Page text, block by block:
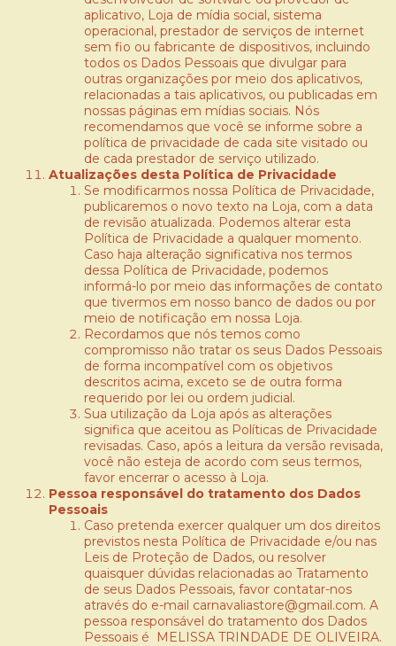
aplicativo, Loja de mídia social, sistema
operacional, prestador de serviços de internet
sem fio ou fabricante de dispositivos, incluindo
todos os Dados Pessoais que divulgar para
outras organizações por meio dos aplicativos,
relacionadas a tais aplicativos, ou publicadas em
nossas páginas em mídias sociais. Nós
recomendamos que você se informe sobre a
política de privacidade de cada site visitado ou
de cada prestador de serviço utilizado.
Atualizações desta Política de Privacidade
Se modificarmos nossa Política de Privacidade,
publicaremos o novo texto na Loja, com a data
de revisão atualizada. Podemos alterar esta
Política de Privacidade a qualquer momento.
Caso haja alteração significativa nos termos
dessa Política de Privacidade, podemos
informá-lo por meio das informações de contato
que tivermos em nosso banco de dados ou por
meio de notificação em nossa Loja.
Recordamos que nós temos como
compromisso não tratar os seus Dados Pessoais
de forma incompatível com os objetivos
descritos acima, exceto se de outra forma
requerido por lei ou ordem judicial.
Sua utilização da Loja após as alterações
significa que aceitou as Políticas de Privacidade
revisadas. Caso, após a leitura da versão revisada,
você não esteja de acordo com seus termos,
favor encerrar o acesso à Loja.
Pessoa responsável do tratamento dos Dados
Pessoais
Caso pretenda exercer qualquer um dos direitos
previstos nesta Política de Privacidade e/ou nas
Leis de Proteção de Dados, ou resolver
quaisquer dúvidas relacionadas ao Tratamento
de seus Dados Pessoais, favor contatar-nos
através do e-mail carnavaliastore@gmail.com. A
pessoa responsável do tratamento dos Dados
Pessoais é MELISSA TRINDADE DE OLIVEIRA.